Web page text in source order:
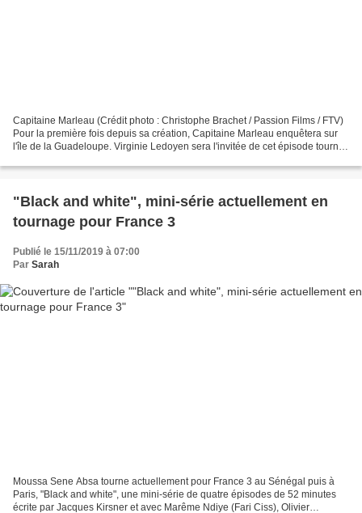
Capitaine Marleau (Crédit photo : Christophe Brachet / Passion Films / FTV)
Pour la première fois depuis sa création, Capitaine Marleau enquêtera sur
l'île de la Guadeloupe. Virginie Ledoyen sera l'invitée de cet épisode tourné
"Black and white", mini-série actuellement en
tournage pour France 3
Publié le 15/11/2019 à 07:00
Par Sarah
Moussa Sene Absa tourne actuellement pour France 3 au Sénégal puis à
Paris, "Black and white", une mini-série de quatre épisodes de 52 minutes
écrite par Jacques Kirsner et avec Marême Ndiye (Fari Ciss), Olivier